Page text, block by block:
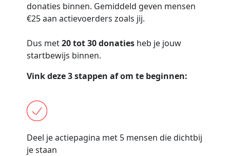
donaties binnen. Gemiddeld geven mensen
€25 aan actievoerders zoals jij.
Dus met20 tot 30 donaties heb je jouw
startbewijs binnen.
Vink deze 3 stappen af om te beginnen:
Deel je actiepagina met 5 mensen die dichtbij
je staan